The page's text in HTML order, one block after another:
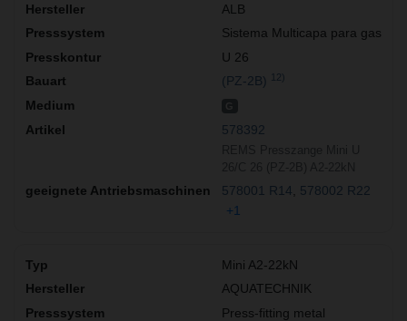
ALB
Sistema Multicapa para gas
U 26
(PZ-2B)
12)
578392
578001 R14
578002 R22
+1
Mini A2-22kN
AQUATECHNIK
Press-fitting metal